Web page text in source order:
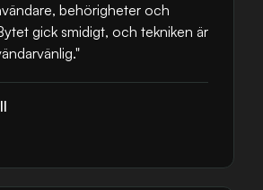
behörigheter och
gick smidigt, och tekniken är